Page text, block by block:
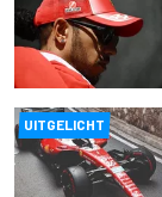
UITGELICHT